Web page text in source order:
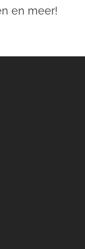
en meer!